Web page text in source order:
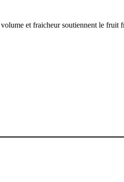
et fraicheur soutiennent le fruit